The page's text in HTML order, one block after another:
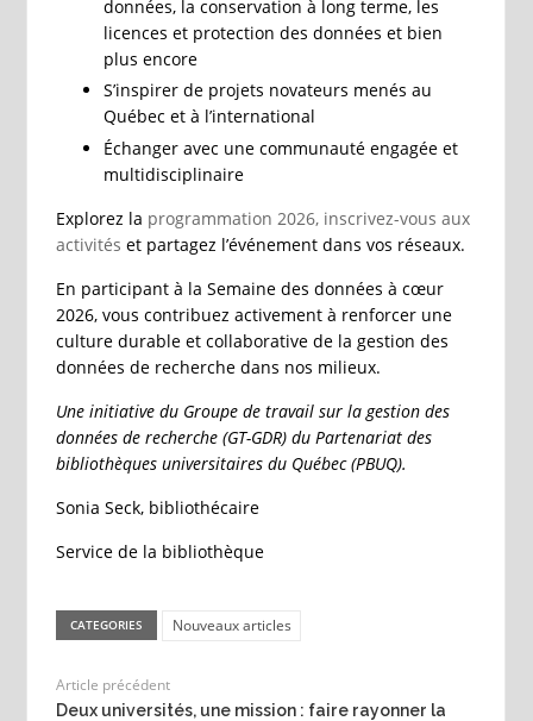
données, la conservation à long terme, les
licences et protection des données et bien
plus encore
S’inspirer de projets novateurs menés au
Québec et à l’international
Échanger avec une communauté engagée et
multidisciplinaire
Explorez la programmation 2026, inscrivez-vous aux
activités et partagez l’événement dans vos réseaux.
En participant à la Semaine des données à cœur
2026, vous contribuez activement à renforcer une
culture durable et collaborative de la gestion des
données de recherche dans nos milieux.
Une initiative du Groupe de travail sur la gestion des
données de recherche (GT-GDR) du Partenariat des
bibliothèques universitaires du Québec (PBUQ).
Sonia Seck, bibliothécaire
Service de la bibliothèque
CATEGORIES Nouveaux articles
Article précédent
Deux universités, une mission : faire rayonner la